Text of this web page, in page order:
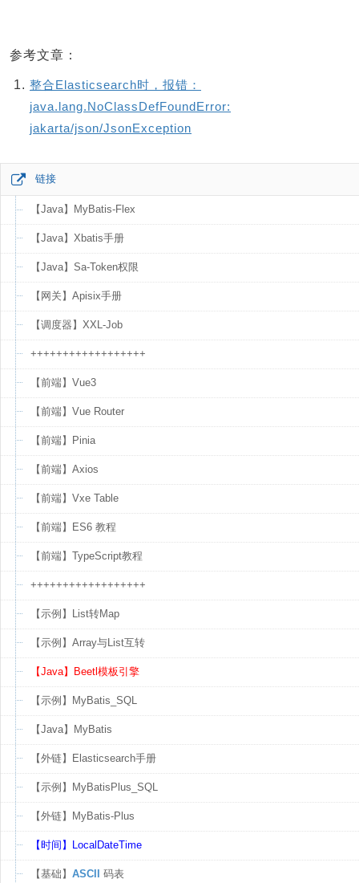
参考文章：
整合Elasticsearch时，报错：
java.lang.NoClassDefFoundError:
jakarta/json/JsonException
链接
【Java】MyBatis-Flex
【Java】Xbatis手册
【Java】Sa-Token权限
【网关】Apisix手册
【调度器】XXL-Job
++++++++++++++++++
【前端】Vue3
【前端】Vue Router
【前端】Pinia
【前端】Axios
【前端】Vxe Table
【前端】ES6 教程
【前端】TypeScript教程
++++++++++++++++++
【示例】List转Map
【示例】Array与List互转
【Java】Beetl模板引擎
【示例】MyBatis_SQL
【Java】MyBatis
【外链】Elasticsearch手册
【示例】MyBatisPlus_SQL
【外链】MyBatis-Plus
【时间】LocalDateTime
【基础】 ASCII 码表